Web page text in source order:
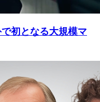
初となる大規模マ